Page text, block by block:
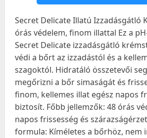
Secret Delicate Illatú Izzadásgátló
órás védelem, finom illattal Ez a
Secret Delicate izzadásgátló
védi a bőrt az izzadástól és a
szagoktól. Hidratáló összetevői
megőrizni a bőr simaságát és
finom, kellemes illat egész napos
biztosít. Főbb jellemzők: 48 órás
napos frissesség és
formula: Kíméletes a bőrhöz, nem